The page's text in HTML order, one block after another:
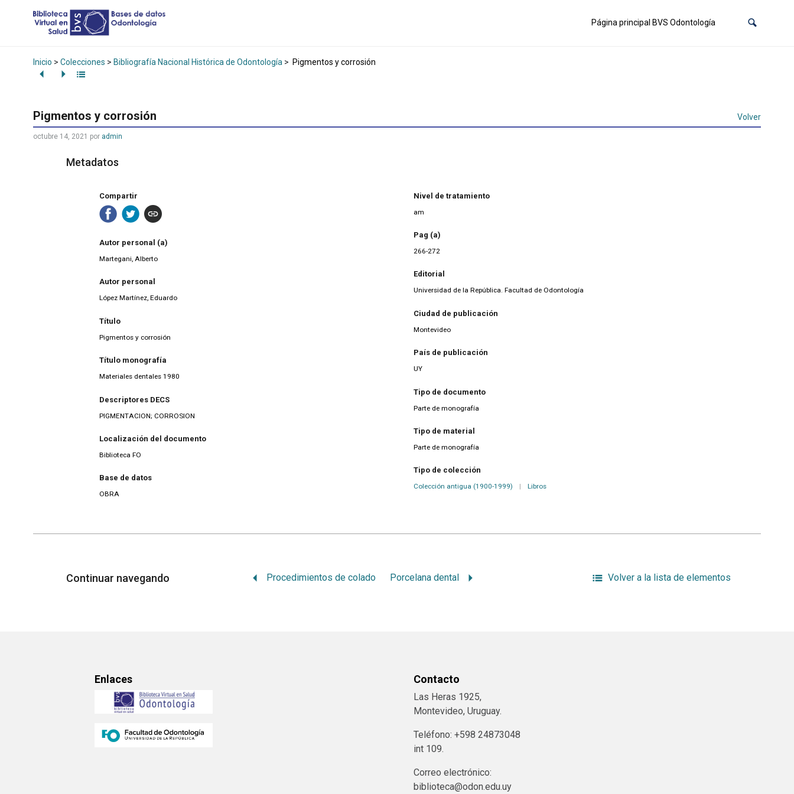
Página principal BVS Odontología
Inicio > Colecciones > Bibliografía Nacional Histórica de Odontología > Pigmentos y corrosión
Pigmentos y corrosión Volver
octubre 14, 2021 por admin
Metadatos
Compartir
Autor personal (a)
Martegani, Alberto
Autor personal
López Martínez, Eduardo
Título
Pigmentos y corrosión
Título monografía
Materiales dentales 1980
Descriptores DECS
PIGMENTACION; CORROSION
Localización del documento
Biblioteca FO
Base de datos
OBRA
Nivel de tratamiento
am
Pag (a)
266-272
Editorial
Universidad de la República. Facultad de Odontología
Ciudad de publicación
Montevideo
País de publicación
UY
Tipo de documento
Parte de monografía
Tipo de material
Parte de monografía
Tipo de colección
Colección antigua (1900-1999) | Libros
Continuar navegando Procedimientos de colado Porcelana dental Volver a la lista de elementos
Enlaces Contacto
Las Heras 1925,
Montevideo, Uruguay.
Teléfono: +598 24873048
int 109.
Correo electrónico:
biblioteca@odon.edu.uy